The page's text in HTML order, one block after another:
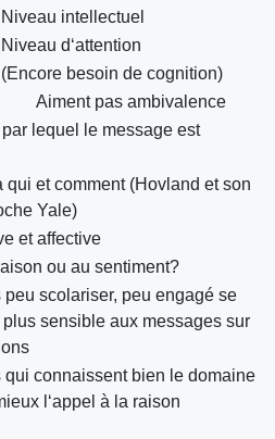
Niveau intellectuel
Niveau d‘attention
(Encore besoin de cognition)
Aiment pas ambivalence
par lequel le message est
qui et comment (Hovland et son
Yale)
et affective
ou au sentiment?
peu scolariser, peu engagé se
plus sensible aux messages sur
qui connaissent bien le domaine
l‘appel à la raison